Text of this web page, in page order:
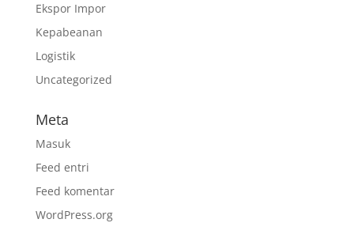
Ekspor Impor
Kepabeanan
Logistik
Uncategorized
Meta
Masuk
Feed entri
Feed komentar
WordPress.org